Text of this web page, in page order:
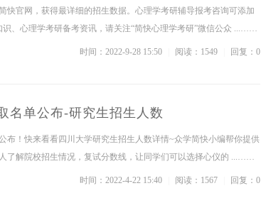
快官网，获得最详细的招生数据。心理学考研辅导报考咨询可添加
识、心理学考研备考资讯，请关注“简快心理学考研”微信公众 ...……
时间：2022-9-28 15:50 阅读：1549 回复：0
名单公布-研究生招生人数
！快来看看四川大学研究生招生人数详情~众学简快小编帮你提供
了解院校招生情况，复试分数线，让同学们可以选择心仪的 ...……
时间：2022-4-22 15:40 阅读：1567 回复：0